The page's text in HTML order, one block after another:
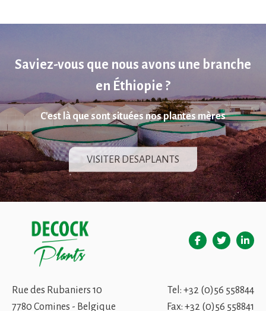
Saviez-vous que nous avons une branche
en Éthiopie ?
C'est là que sont situées nos plantes mères
VISITER DESAPLANTS
Rue des Rubaniers 10
7780 Comines - Belgique
Tel: +32 (0)56 558844
Fax: +32 (0)56 558841